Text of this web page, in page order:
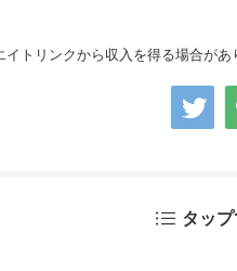
イトリンクから収入を得る場合があ
タッ